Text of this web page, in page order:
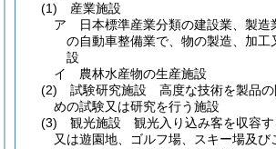
(1)
産業施設
ア
日本標準産業分類の建設業、製造
の自動車整備業で、物の製造、加工
設
イ
農林水産物の生産施設
(2)
試験研究施設 高度な技術を製品の
めの試験又は研究を行う施設
(3)
観光施設 観光入り込み客を収容す
又は遊園地、ゴルフ場、スキー場及び